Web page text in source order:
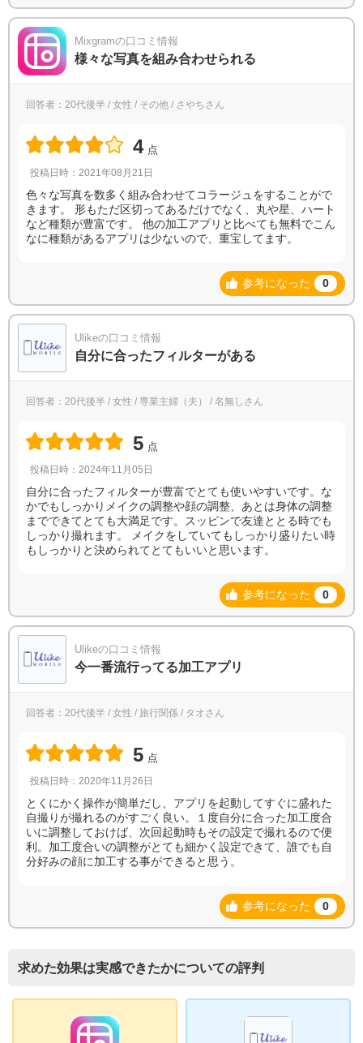
Mixgramの口コミ情報
様々な写真を組み合わせられる
回答者：20代後半 / 女性 / その他 / さやちさん
4 点
投稿日時：2021年08月21日
色々な写真を数多く組み合わせてコラージュをすることがで
きます。 形もただ区切ってあるだけでなく、丸や星、ハート
など種類が豊富です。 他の加工アプリと比べても無料でこん
なに種類があるアプリは少ないので、重宝してます。
参考になった 0
Ulikeの口コミ情報
自分に合ったフィルターがある
回答者：20代後半 / 女性 / 専業主婦（夫） / 名無しさん
5 点
投稿日時：2024年11月05日
自分に合ったフィルターが豊富でとても使いやすいです。な
かでもしっかりメイクの調整や顔の調整、あとは身体の調整
までできてとても大満足です。スッピンで友達ととる時でも
しっかり撮れます。 メイクをしていてもしっかり盛りたい時
もしっかりと決められてとてもいいと思います。
参考になった 0
Ulikeの口コミ情報
今一番流行ってる加工アプリ
回答者：20代後半 / 女性 / 旅行関係 / タオさん
5 点
投稿日時：2020年11月26日
とくにかく操作が簡単だし、アプリを起動してすぐに盛れた
自撮りが撮れるのがすごく良い。１度自分に合った加工度合
いに調整しておけば、次回起動時もその設定で撮れるので便
利。加工度合いの調整がとても細かく設定できて、誰でも自
分好みの顔に加工する事ができると思う。
参考になった 0
求めた効果は実感できたかについての評判